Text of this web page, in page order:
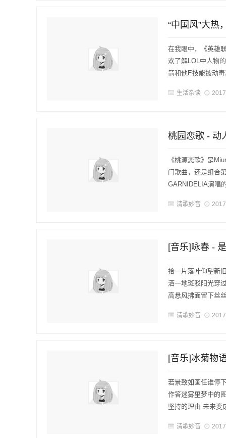
“中国风”大热
在我眼中，《英雄
欢了解LOL中人物
箭和他E技能被动
生活杂谈
桃园恋歌 - 动
《桃源恋歌》是
门歌曲，还是组合
GARNIDELIA演唱
清歌妙音
[音乐]咏春 -
拾一片落叶仰望新
洒一地斑驳阳光穿
高悬风拂面留下丝
清歌妙音
[音乐]冰菊物
若景致如画任谁停
作答迷雾里梦中的
坚持的理由 未来变
清歌妙音